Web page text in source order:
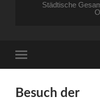
Städtische
Besuch der